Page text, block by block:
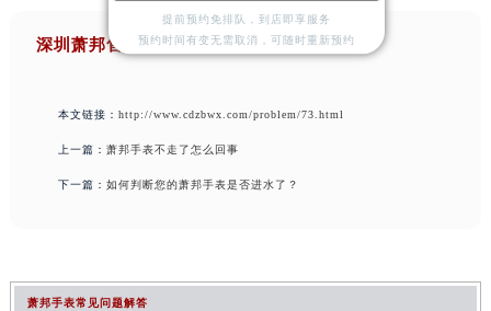
深圳萧邦售后维修服务中心
本文链接： http://www.cdzbwx.com/problem/73.html
上一篇： 萧邦手表不走了怎么回事
下一篇： 如何判断您的萧邦手表是否进水了？
萧邦手表常见问题解答
提前预约免排队，到店即享服务
预约时间有变无需取消，可随时重新预约